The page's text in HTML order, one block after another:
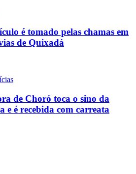
é tomado pelas chamas em
de Quixadá
de Choró toca o sino da
é recebida com carreata